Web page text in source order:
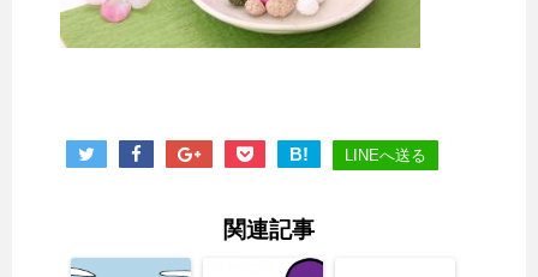
B! LINEへ送る
関連記事